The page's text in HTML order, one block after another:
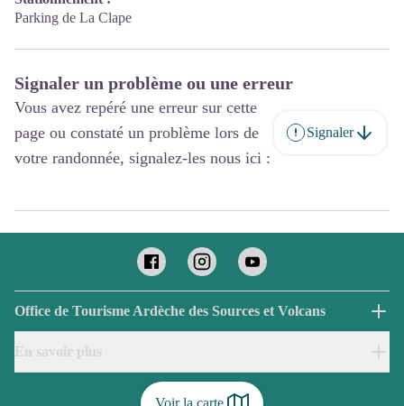
Voir la carte
Parking de La Clape
Signaler un problème ou une erreur
Vous avez repéré une erreur sur cette
page ou constaté un problème lors de
votre randonnée, signalez-les nous ici :
Signaler
Office de Tourisme Ardèche des Sources et Volcans
En savoir plus